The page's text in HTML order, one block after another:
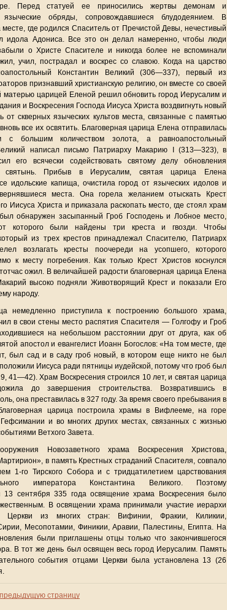
Перед статуей ее приносились жертвы демонам и
языческие обряды, сопровождавшиеся блудодеянием. В
где родился Спаситель от Пречистой Девы, нечестивый
идола Адониса. Все это он делал намеренно, чтобы люди
о Христе Спасителе и никогда более не вспоминали
учил, пострадал и воскрес со славою. Когда на царство
Константин Великий (306—337), первый из
признавший христианскую религию, он вместе со своей
матерью царицей Еленой решил обновить город Иерусалим и
и Воскресения Господа Иисуса Христа воздвигнуть новый
от скверных языческих культов места, связанные с памятью
все их освятить. Благоверная царица Елена отправилась
с большим количеством золота, а равноапостольный
написал письмо Патриарху Макарию I (313—323), в
его всячески содействовать святому делу обновления
святынь. Прибыв в Иерусалим, святая царица Елена
идольские капища, очистила город от языческих идолов и
места. Она горела желанием отыскать Крест
Иисуса Христа и приказала раскопать место, где стоял храм
обнаружен засыпанный Гроб Господень и Лобное место,
которого были найдены три креста и гвозди. Чтобы
из трех крестов принадлежал Спасителю, Патриарх
возлагать кресты поочереди на усопшего, которого
к месту погребения. Как только Крест Христов коснулся
ожил. В величайшей радости благоверная царица Елена
высоко подняли Животворящий Крест и показали Его
народу.
немедленно приступила к построению большого храма,
в свои стены место распятия Спасителя — Голгофу и Гроб
на небольшом расстоянии друг от друга, как об
апостол и евангелист Иоанн Богослов: «На том месте, где
был сад и в саду гроб новый, в котором еще никто не был
Иисуса ради пятницы иудейской, потому что гроб был
41—42). Храм Воскресения строился 10 лет, и святая царица
до завершения строительства. Возвратившись в
она преставилась в 327 году. За время своего пребывания в
царица построила храмы в Вифлееме, на горе
и во многих других местах, связанных с жизнью
Ветхого Завета.
Новозаветного храма Воскресения Христова,
в память Крестных страданий Спасителя, совпало
1-го Тирского Собора и с тридцатилетием царствования
императора Константина Великого. Поэтому
13 сентября 335 года освящение храма Воскресения было
В освящении храма принимали участие иерархи
Церкви из многих стран: Вифинии, Фракии, Киликии,
Месопотамии, Финикии, Аравии, Палестины, Египта. На
были приглашены отцы только что закончившегося
В тот же день был освящен весь город Иерусалим. Память
события отцами Церкви была установлена 13 (26
страницу